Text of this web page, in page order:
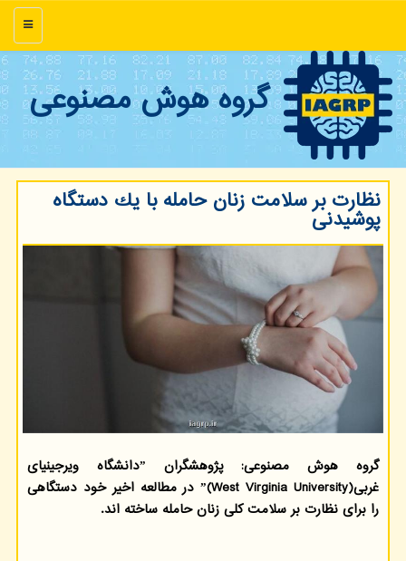
منو
گروه هوش مصنوعی
نظارت بر سلامت زنان حامله با یك دستگاه
پوشیدنی
گروه هوش مصنوعی: پژوهشگران ˮدانشگاه ویرجینیای
غربیˮ(West Virginia University) در مطالعه اخیر خود دستگاهی
را برای نظارت بر سلامت کلی زنان حامله ساخته اند.